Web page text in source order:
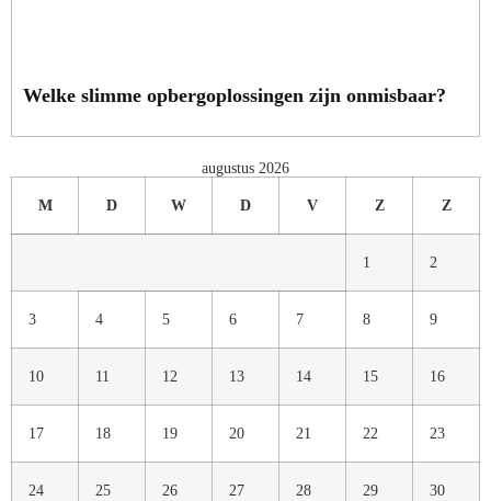
Welke slimme opbergoplossingen zijn onmisbaar?
augustus 2026
M D W D V Z Z
1 2
3 4 5 6 7 8 9
10 11 12 13 14 15 16
17 18 19 20 21 22 23
24 25 26 27 28 29 30